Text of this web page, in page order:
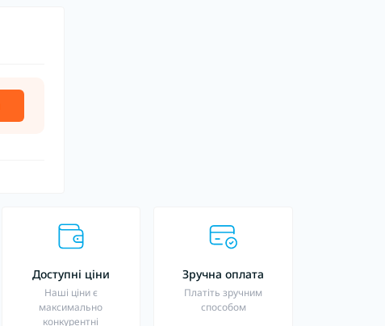
Доступні ціни
Наші ціни є
максимально
конкурентні
Зручна оплата
Платіть зручним
способом